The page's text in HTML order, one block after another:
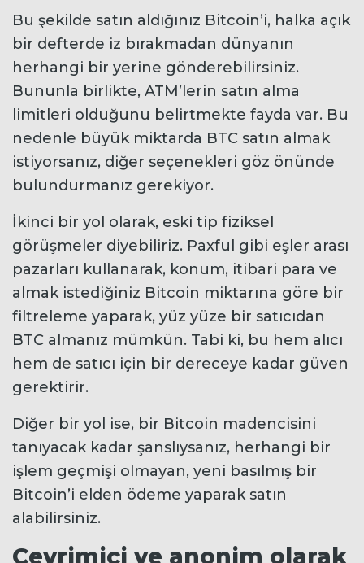
Bu şekilde satın aldığınız Bitcoin’i, halka açık
bir defterde iz bırakmadan dünyanın
herhangi bir yerine gönderebilirsiniz.
Bununla birlikte, ATM’lerin satın alma
limitleri olduğunu belirtmekte fayda var. Bu
nedenle büyük miktarda BTC satın almak
istiyorsanız, diğer seçenekleri göz önünde
bulundurmanız gerekiyor.
İkinci bir yol olarak, eski tip fiziksel
görüşmeler diyebiliriz. Paxful gibi eşler arası
pazarları kullanarak, konum, itibari para ve
almak istediğiniz Bitcoin miktarına göre bir
filtreleme yaparak, yüz yüze bir satıcıdan
BTC almanız mümkün. Tabi ki, bu hem alıcı
hem de satıcı için bir dereceye kadar güven
gerektirir.
Diğer bir yol ise, bir Bitcoin madencisini
tanıyacak kadar şanslıysanız, herhangi bir
işlem geçmişi olmayan, yeni basılmış bir
Bitcoin’i elden ödeme yaparak satın
alabilirsiniz.
Çevrimiçi ve anonim olarak